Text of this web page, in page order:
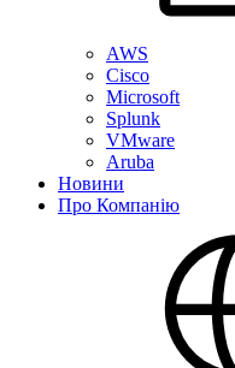
AWS
Cisco
Microsoft
Splunk
VMware
Aruba
Новини
Про Компанію